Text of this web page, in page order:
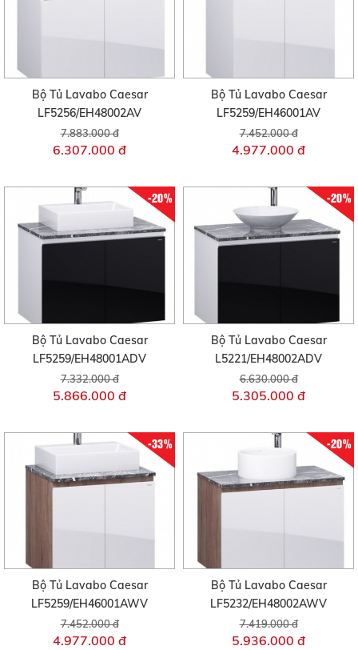
Bộ Tủ Lavabo Caesar
LF5256/EH48002AV
7.883.000 đ
6.307.000 đ
Bộ Tủ Lavabo Caesar
LF5259/EH46001AV
7.452.000 đ
4.977.000 đ
-20%
Bộ Tủ Lavabo Caesar
LF5259/EH48001ADV
7.332.000 đ
5.866.000 đ
-20%
Bộ Tủ Lavabo Caesar
L5221/EH48002ADV
6.630.000 đ
5.305.000 đ
-33%
Bộ Tủ Lavabo Caesar
LF5259/EH46001AWV
7.452.000 đ
4.977.000 đ
-20%
Bộ Tủ Lavabo Caesar
LF5232/EH48002AWV
7.419.000 đ
5.936.000 đ